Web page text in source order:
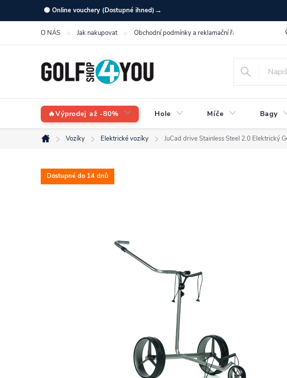
na
🟢 Online vouchery (Dostupné ihned) →
O NÁS Jak nakupovat Obchodní podmínky a reklamační řád GDPR
🔥Výprodej až -80% Hole Míče Bagy
Domů
Vozíky Elektrické vozíky JuCad drive Stainless Steel 2.0 Elektrický
Dostupné do 14 dnů